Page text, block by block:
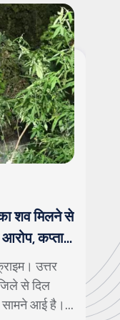
और पति
के
भी लगे
बहुजन
होने के बाद
की चेयर...